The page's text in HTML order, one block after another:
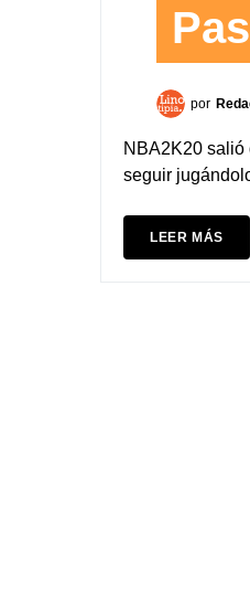
por
NBA2K20 salió
seguir
LEER MÁS